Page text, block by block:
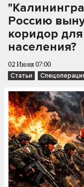
Россию
коридор
населения?
02 Июня 07:00
Статьи